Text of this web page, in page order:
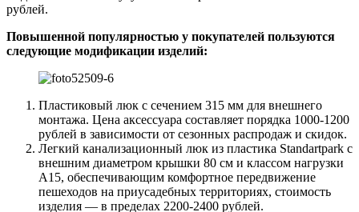
рублей.
Повышенной популярностью у покупателей пользуются
следующие модификации изделий:
Пластиковый люк с сечением 315 мм для внешнего
монтажа. Цена аксессуара составляет порядка 1000-1200
рублей в зависимости от сезонных распродаж и скидок.
Легкий канализационный люк из пластика Standartpark с
внешним диаметром крышки 80 см и классом нагрузки
А15, обеспечивающим комфортное передвижение
пешеходов на приусадебных территориях, стоимость
изделия — в пределах 2200-2400 рублей.